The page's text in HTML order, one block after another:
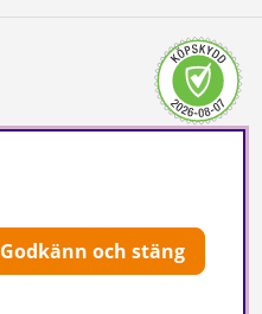
Godkänn och stäng